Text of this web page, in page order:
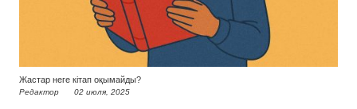
Жастар неге кітап оқымайды?
Редактор 02 июля, 2025